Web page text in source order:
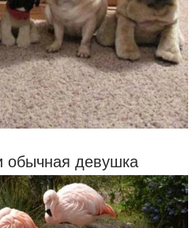
обычная девушка